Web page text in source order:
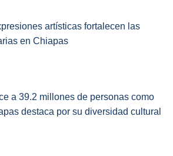
artísticas fortalecen las
en Chiapas
a 39.2 millones de personas como
destaca por su diversidad cultural